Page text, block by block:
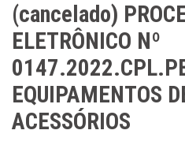
(cancelado)
ELETRÔNICO Nº
EQUIPAMENTOS
ACESSÓRIOS